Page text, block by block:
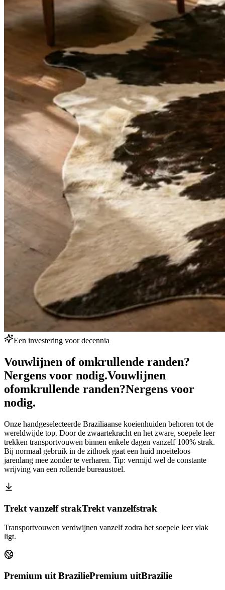
Een investering voor decennia
Vouwlijnen of omkrullende randen?
Nergens voor nodig.Vouwlijnen
ofomkrullende randen?Nergens voor
nodig.
Onze handgeselecteerde Braziliaanse koeienhuiden behoren tot de
wereldwijde top. Door de zwaartekracht en het zware, soepele leer
trekken transportvouwen binnen enkele dagen vanzelf 100% strak.
Bij normaal gebruik in de zithoek gaat een huid moeiteloos
jarenlang mee zonder te verharen. Tip: vermijd wel de constante
wrijving van een rollende bureaustoel.
Trekt vanzelf strakTrekt vanzelfstrak
Transportvouwen verdwijnen vanzelf zodra het soepele leer vlak
ligt.
Premium uit BraziliePremium uitBrazilie